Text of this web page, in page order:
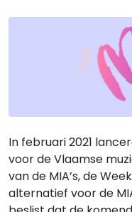
In februari 2021
voor de Vlaamse
van de MIA’s, de
alternatief voor de